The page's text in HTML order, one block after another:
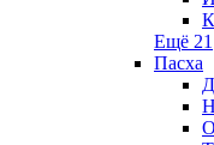
Ещё 21
Пасха